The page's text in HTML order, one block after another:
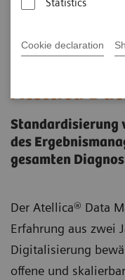
Statistics
Cookie declaration
Atellica
Standardisierung
des
gesamten
Der Atellica® Data
Erfahrung aus zwei
Digitalisierung
offene und